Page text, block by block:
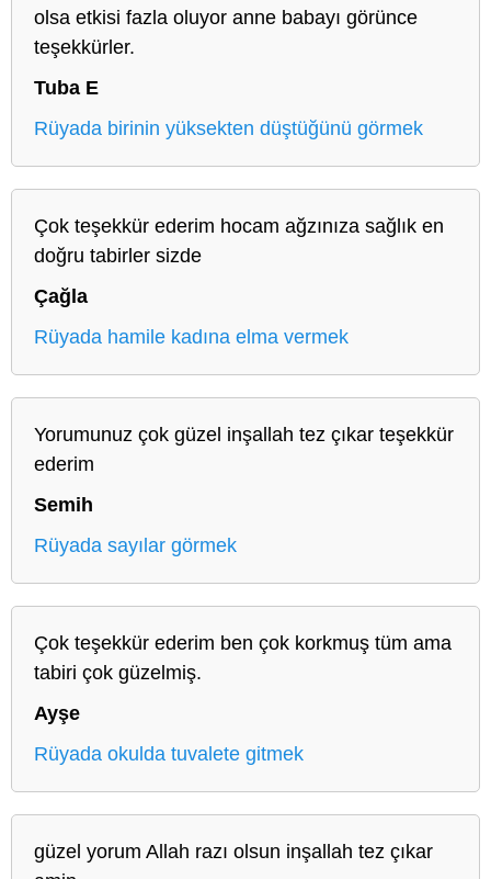
olsa etkisi fazla oluyor anne babayı görünce
teşekkürler.
Tuba E
Rüyada birinin yüksekten düştüğünü görmek
Çok teşekkür ederim hocam ağzınıza sağlık en
doğru tabirler sizde
Çağla
Rüyada hamile kadına elma vermek
Yorumunuz çok güzel inşallah tez çıkar teşekkür
ederim
Semih
Rüyada sayılar görmek
Çok teşekkür ederim ben çok korkmuş tüm ama
tabiri çok güzelmiş.
Ayşe
Rüyada okulda tuvalete gitmek
güzel yorum Allah razı olsun inşallah tez çıkar